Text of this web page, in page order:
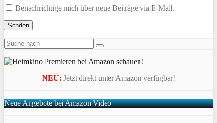
Benachrichtige mich über neue Beiträge via E-Mail.
NEU: Jetzt direkt unter Amazon verfügbar!
Neue Angebote bei Amazon Video